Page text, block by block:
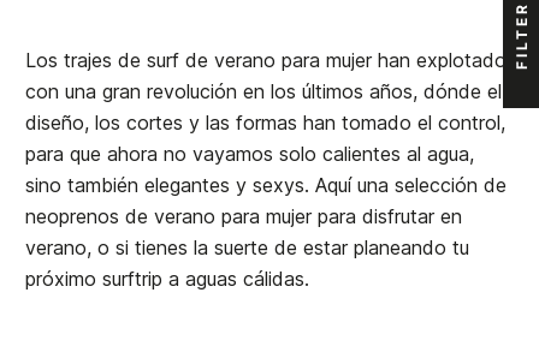
Los trajes de surf de verano para mujer han explotado,
con una gran revolución en los últimos años, dónde el
diseño, los cortes y las formas han tomado el control,
para que ahora no vayamos solo calientes al agua,
sino también elegantes y sexys. Aquí una selección de
neoprenos de verano para mujer para disfrutar en
verano, o si tienes la suerte de estar planeando tu
próximo surftrip a aguas cálidas.
FILTER